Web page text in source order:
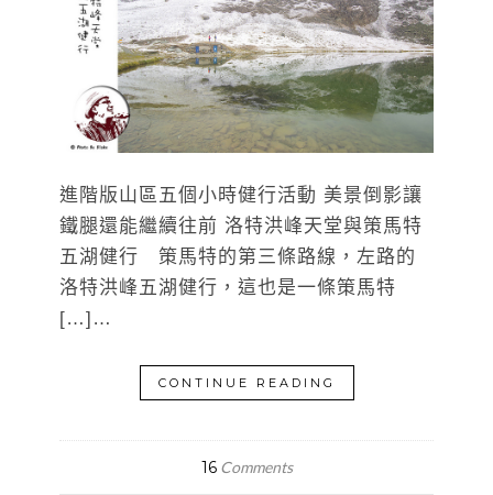
進階版山區五個小時健行活動 美景倒影讓
鐵腿還能繼續往前 洛特洪峰天堂與策馬特
五湖健行 策馬特的第三條路線，左路的
洛特洪峰五湖健行，這也是一條策馬特
[…]…
CONTINUE READING
16Comments